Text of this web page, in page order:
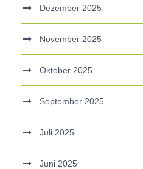
Dezember 2025
November 2025
Oktober 2025
September 2025
Juli 2025
Juni 2025